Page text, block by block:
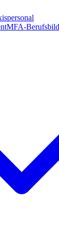
MFA-Berufsbild